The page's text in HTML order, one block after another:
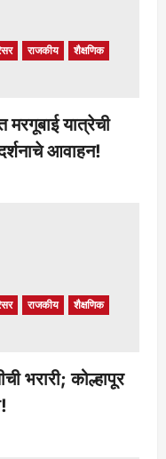
राजकीय
शैक्षणिक
मरगूबाई यात्रेची
दर्शनाचे आवाहन!
राजकीय
शैक्षणिक
भरारी; कोल्हापूर